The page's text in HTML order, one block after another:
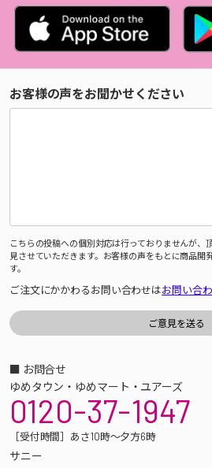
お客様の声をお聞かせください
こちらの投稿への個別対応は行っておりませんが、
見させていただきます。お客様の声をもとに商品開
す。
ご注文にかかわるお問い合わせはお問い合
■ お問合せ
ゆめタウン・ゆめマート・ユアーズ
0120-37-1947
［受付時間］あさ10時～夕方6時
サニー